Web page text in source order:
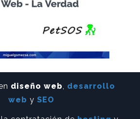
diseño web, desarrollo
web y SEO